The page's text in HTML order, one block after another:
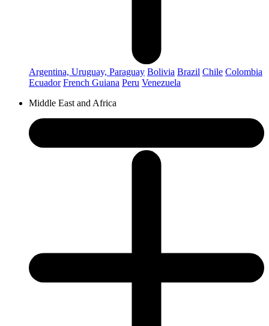
Argentina, Uruguay, Paraguay Bolivia Brazil Chile Colombia
Ecuador French Guiana Peru Venezuela
Middle East and Africa